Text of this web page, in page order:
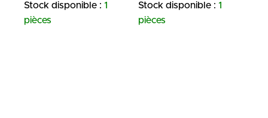
Stock disponible : 1
pièces
Stock disponible : 1
pièces